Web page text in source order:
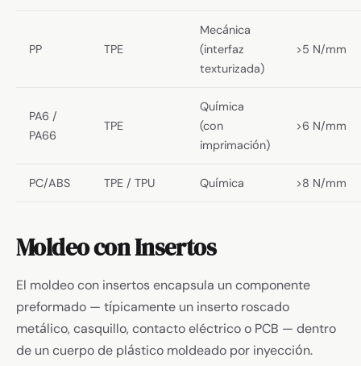
PP TPE
Mecánica
(interfaz
texturizada)
>5 N/mm
PA6 /
PA66
TPE
Química
(con
imprimación)
>6 N/mm
PC/ABS TPE / TPU Química >8 N/mm
Moldeo con Insertos
El moldeo con insertos encapsula un componente
preformado — típicamente un inserto roscado
metálico, casquillo, contacto eléctrico o PCB — dentro
de un cuerpo de plástico moldeado por inyección.